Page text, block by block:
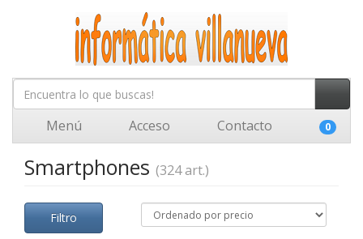
Menú Acceso Contacto 0
Smartphones (324 art.)
Filtro